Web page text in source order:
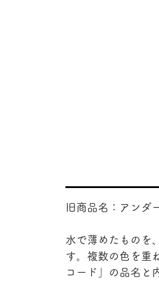
旧商品名：アンダ
水で薄めたものを
す。複数の色を重
コード」の品名と